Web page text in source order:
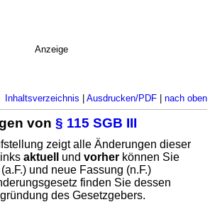
Anzeige
Inhaltsverzeichnis | Ausdrucken/PDF| nach oben
von§ 115 SGB III
zeigt alle Änderungen dieser
aktuell undvorher können Sie
und neue Fassung (n.F.)
finden Sie dessen
des Gesetzgebers.